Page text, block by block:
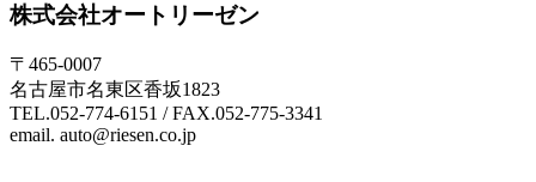
株式会社オートリーゼン
〒465-0007
名古屋市名東区香坂1823
TEL.052-774-6151 / FAX.052-775-3341
email. auto@riesen.co.jp